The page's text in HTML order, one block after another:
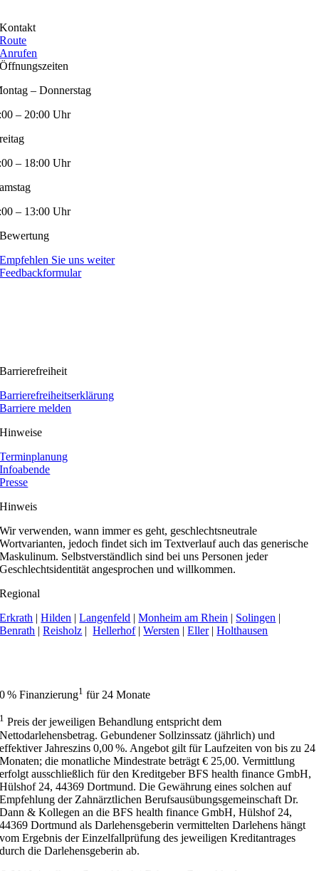
Kontakt
Route
Anrufen
Öffnungszeiten
– Donnerstag
– 20:00 Uhr
– 18:00 Uhr
– 13:00 Uhr
Bewertung
Empfehlen Sie uns weiter
Feedbackformular
Barrierefreiheit
Barrierefreiheitserklärung
Barriere melden
Hinweise
Terminplanung
Infoabende
Presse
Hinweis
Wir verwenden, wann immer es geht, geschlechtsneutrale
Wortvarianten, jedoch findet sich im Textverlauf auch das generische
Maskulinum. Selbstverständlich sind bei uns Personen jeder
Geschlechtsidentität angesprochen und willkommen.
Regional
Erkrath |Hilden |Langenfeld |Monheim am Rhein | Solingen |
Benrath |Reisholz |Hellerhof|Wersten |Eller|Holthausen
0 % Finanzierung1 für 24 Monate
1 Preis der jeweiligen Behandlung entspricht dem
Nettodarlehensbetrag. Gebundener Sollzinssatz (jährlich) und
effektiver Jahreszins 0,00 %. Angebot gilt für Laufzeiten von bis zu 24
Monaten; die monatliche Mindestrate beträgt € 25,00. Vermittlung
erfolgt ausschließlich für den Kreditgeber BFS health finance GmbH,
Hülshof 24, 44369 Dortmund. Die Gewährung eines solchen auf
Empfehlung der Zahnärztlichen Berufsausübungsgemeinschaft Dr.
Dann & Kollegen an die BFS health finance GmbH, Hülshof 24,
44369 Dortmund als Darlehensgeberin vermittelten Darlehens hängt
vom Ergebnis der Einzelfallprüfung des jeweiligen Kreditantrages
durch die Darlehensgeberin ab.